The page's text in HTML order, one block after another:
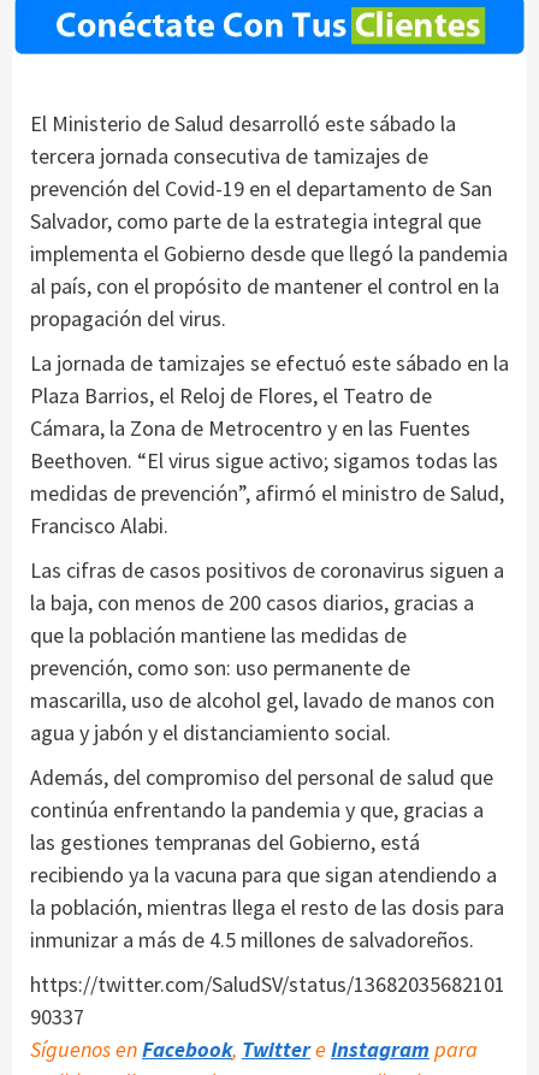
El Ministerio de Salud desarrolló este sábado la
tercera jornada consecutiva de tamizajes de
prevención del Covid-19 en el departamento de San
Salvador, como parte de la estrategia integral que
implementa el Gobierno desde que llegó la pandemia
al país, con el propósito de mantener el control en la
propagación del virus.
La jornada de tamizajes se efectuó este sábado en la
Plaza Barrios, el Reloj de Flores, el Teatro de
Cámara, la Zona de Metrocentro y en las Fuentes
Beethoven. “El virus sigue activo; sigamos todas las
medidas de prevención”, afirmó el ministro de Salud,
Francisco Alabi.
Las cifras de casos positivos de coronavirus siguen a
la baja, con menos de 200 casos diarios, gracias a
que la población mantiene las medidas de
prevención, como son: uso permanente de
mascarilla, uso de alcohol gel, lavado de manos con
agua y jabón y el distanciamiento social.
Además, del compromiso del personal de salud que
continúa enfrentando la pandemia y que, gracias a
las gestiones tempranas del Gobierno, está
recibiendo ya la vacuna para que sigan atendiendo a
la población, mientras llega el resto de las dosis para
inmunizar a más de 4.5 millones de salvadoreños.
https://twitter.com/SaludSV/status/13682035682101
90337
Síguenos enFacebook, Twittere Instagram para